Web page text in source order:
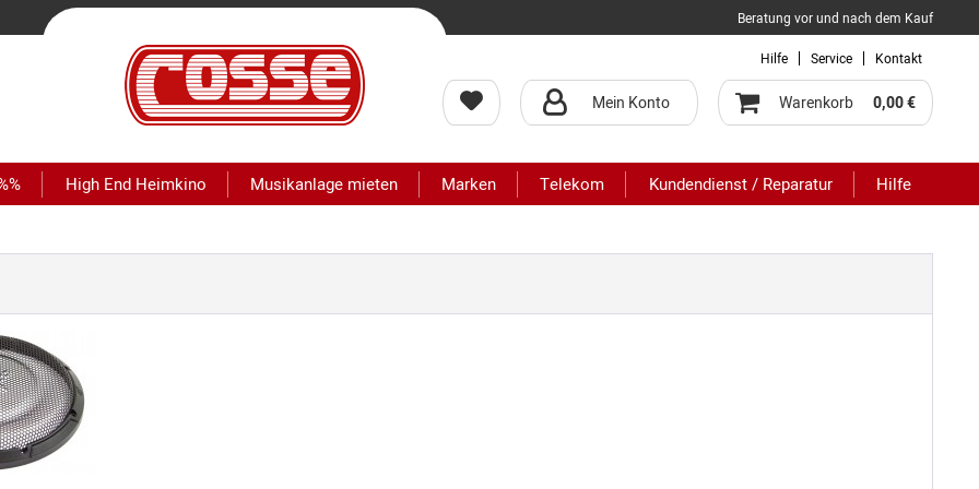
Beratung vor und nach dem Kauf
Mein Konto Warenkorb 0,00 €
Hilfe Service Kontakt
High End Heimkino Musikanlage mieten Marken Telekom Kundendienst / Reparatur Hilfe